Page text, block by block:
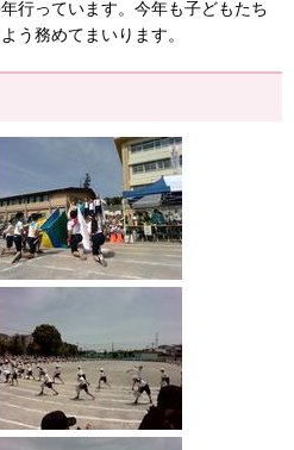
行っています。今年も子どもたち
う務めてまいります。